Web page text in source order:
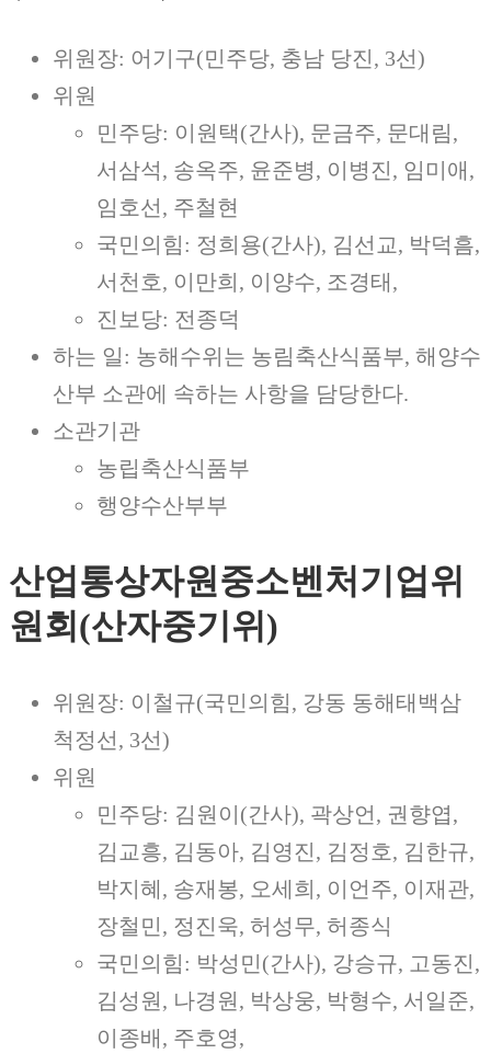
위원장: 어기구(민주당, 충남 당진, 3선)
위원
민주당: 이원택(간사), 문금주, 문대림,
서삼석, 송옥주, 윤준병, 이병진, 임미애,
임호선, 주철현
국민의힘: 정희용(간사), 김선교, 박덕흠,
서천호, 이만희, 이양수, 조경태,
진보당: 전종덕
하는 일: 농해수위는 농림축산식품부, 해양수
산부 소관에 속하는 사항을 담당한다.
소관기관
농립축산식품부
행양수산부부
산업통상자원중소벤처기업위
원회(산자중기위)
위원장: 이철규(국민의힘, 강동 동해태백삼
척정선, 3선)
위원
민주당: 김원이(간사), 곽상언, 권향엽,
김교흥, 김동아, 김영진, 김정호, 김한규,
박지혜, 송재봉, 오세희, 이언주, 이재관,
장철민, 정진욱, 허성무, 허종식
국민의힘: 박성민(간사), 강승규, 고동진,
김성원, 나경원, 박상웅, 박형수, 서일준,
이종배, 주호영,